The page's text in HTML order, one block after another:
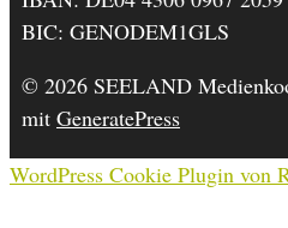
BIC: GENODEM1GLS
© 2026 SEELAND
mit GeneratePress
WordPress Cookie Plugin von